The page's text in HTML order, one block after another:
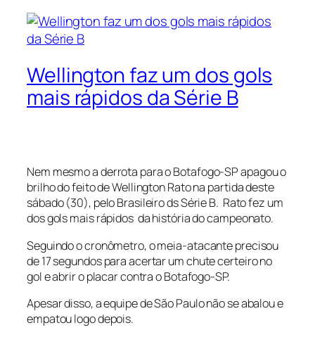
Wellington faz um dos gols
mais rápidos da Série B
Nem mesmo a derrota para o Botafogo-SP apagou o
brilho do feito de Wellington Rato na partida deste
sábado (30), pelo Brasileiro ds Série B. Rato fez um
dos gols mais rápidos da história do campeonato.
Seguindo o cronômetro, o meia-atacante precisou
de 17 segundos para acertar um chute certeiro no
gol e abrir o placar contra o Botafogo-SP.
Apesar disso, a equipe de São Paulo não se abalou e
empatou logo depois.